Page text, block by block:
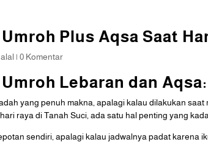
Plus Aqsa Saat
|0 Komentar
Lebaran dan
yang penuh makna, apalagi kalau dilakukan
raya di Tanah Suci, ada satu hal penting yang
sendiri, apalagi kalau jadwalnya padat karena